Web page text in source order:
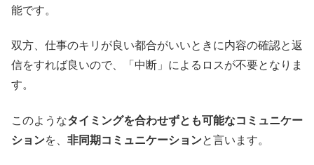
能です。
双方、仕事のキリが良い都合がいいときに内容の確認と返
信をすれば良いので、「中断」によるロスが不要となりま
す。
このようなタイミングを合わせずとも可能なコミュニケー
ションを、 非同期コミュニケーションと言います。